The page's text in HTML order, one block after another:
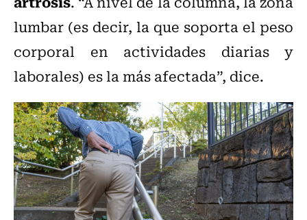
lumbar (es decir, la que soporta el peso
corporal en actividades diarias y
laborales) es la más afectada”, dice.